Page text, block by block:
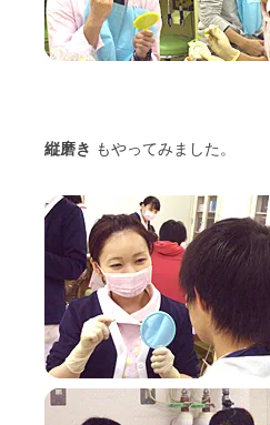
縦磨き もやってみました。